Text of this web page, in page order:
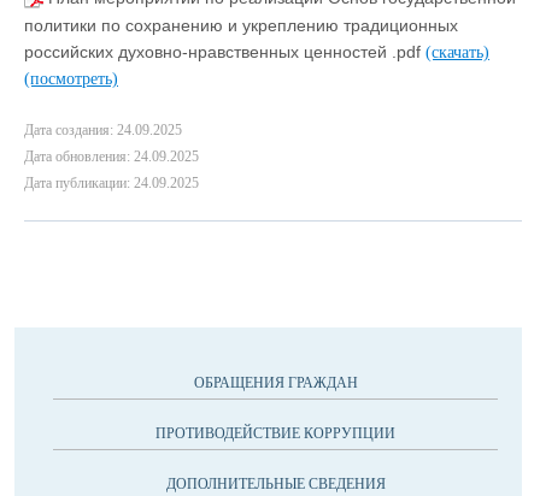
политики по сохранению и укреплению традиционных
российских духовно-нравственных ценностей .pdf (скачать)
(посмотреть)
Дата создания: 24.09.2025
Дата обновления: 24.09.2025
Дата публикации: 24.09.2025
ОБРАЩЕНИЯ ГРАЖДАН
ПРОТИВОДЕЙСТВИЕ КОРРУПЦИИ
ДОПОЛНИТЕЛЬНЫЕ СВЕДЕНИЯ